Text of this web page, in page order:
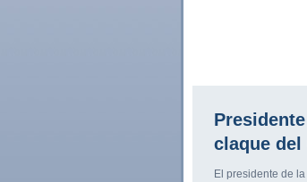
claque
El presidente de